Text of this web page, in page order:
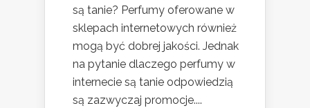
są tanie? Perfumy oferowane w
sklepach internetowych również
mogą być dobrej jakości. Jednak
na pytanie dlaczego perfumy w
internecie są tanie odpowiedzią
są zazwyczaj promocje....